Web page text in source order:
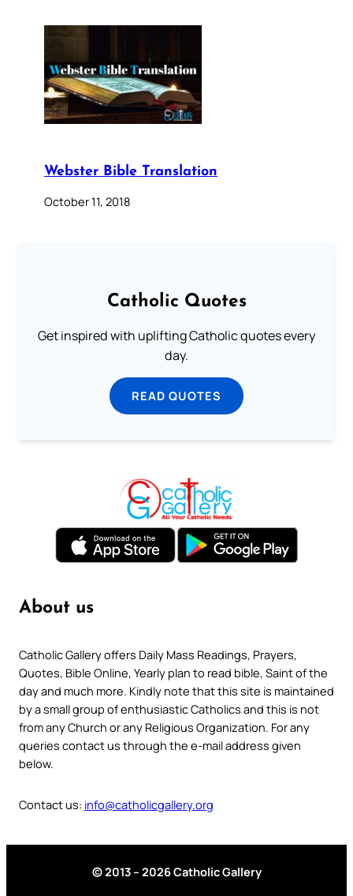
Webster Bible Translation
October 11, 2018
Catholic Quotes
Get inspired with uplifting Catholic quotes every
day.
READ QUOTES
About us
Catholic Gallery offers Daily Mass Readings, Prayers,
Quotes, Bible Online, Yearly plan to read bible, Saint of the
day and much more. Kindly note that this site is maintained
by a small group of enthusiastic Catholics and this is not
from any Church or any Religious Organization. For any
queries contact us through the e-mail address given
below.
Contact us: info@catholicgallery.org
© 2013 – 2026 Catholic Gallery